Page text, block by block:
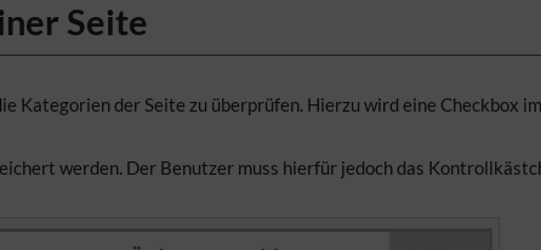
Seite
Kategorien der Seite zu überprüfen. Hierzu wird eine Checkbox
werden. Der Benutzer muss hierfür jedoch das